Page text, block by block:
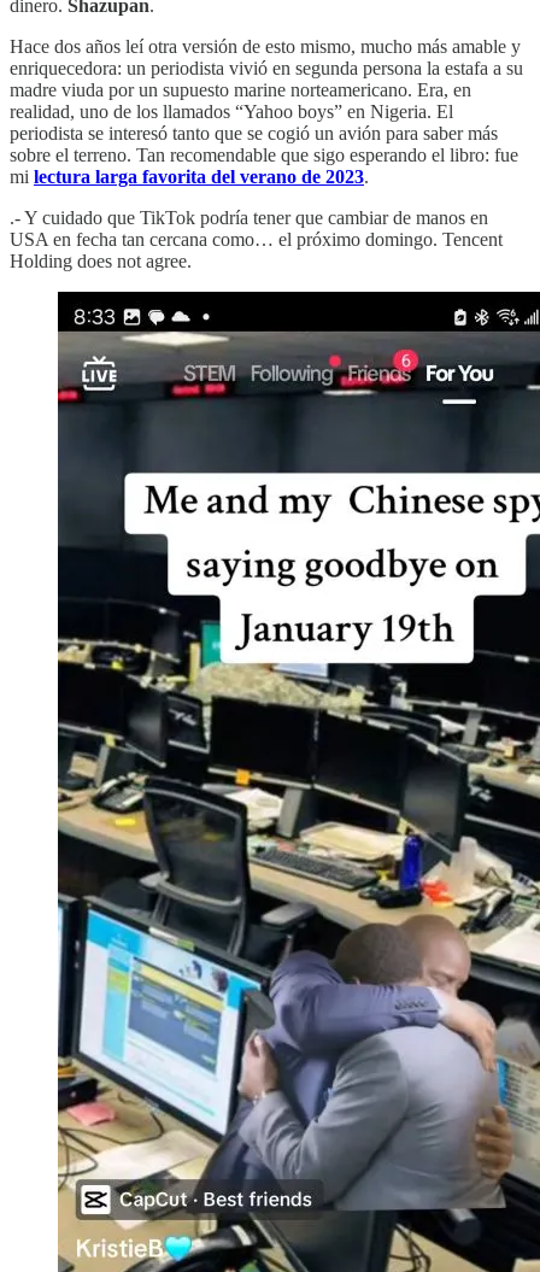
dinero. Shazupan.
Hace dos años leí otra versión de esto mismo, mucho más amable y
enriquecedora: un periodista vivió en segunda persona la estafa a su
madre viuda por un supuesto marine norteamericano. Era, en
realidad, uno de los llamados “Yahoo boys” en Nigeria. El
periodista se interesó tanto que se cogió un avión para saber más
sobre el terreno. Tan recomendable que sigo esperando el libro: fue
mi lectura larga favorita del verano de 2023.
.- Y cuidado que TikTok podría tener que cambiar de manos en
USA en fecha tan cercana como… el próximo domingo. Tencent
Holding does not agree.